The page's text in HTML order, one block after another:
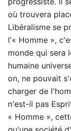
où trouvera
Libéralisme se
l'« Homme »,
monde qui sera
humaine
on, ne pouvait
charger de
n'est-il pas
« Homme »,